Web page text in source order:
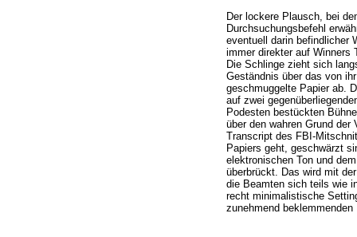
Der lockere Plausch, bei
Durchsuchungsbefehl
eventuell darin befindlicher
immer direkter auf Winners
Die Schlinge zieht sich
Geständnis über das von
geschmuggelte Papier ab.
auf zwei
Podesten bestückten
über den wahren Grund der
Transcript des FBI-
Papiers geht, geschwärzt
elektronischen Ton und
überbrückt. Das wird mit
die Beamten sich teils wie
recht minimalistische
zunehmend beklemmenden